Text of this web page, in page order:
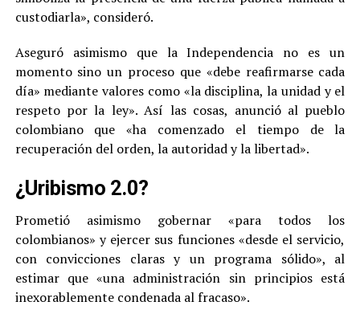
custodiarla», consideró.
Aseguró asimismo que la Independencia no es un
momento sino un proceso que «debe reafirmarse cada
día» mediante valores como «la disciplina, la unidad y el
respeto por la ley». Así las cosas, anunció al pueblo
colombiano que «ha comenzado el tiempo de la
recuperación del orden, la autoridad y la libertad».
¿Uribismo 2.0?
Prometió asimismo gobernar «para todos los
colombianos» y ejercer sus funciones «desde el servicio,
con convicciones claras y un programa sólido», al
estimar que «una administración sin principios está
inexorablemente condenada al fracaso».